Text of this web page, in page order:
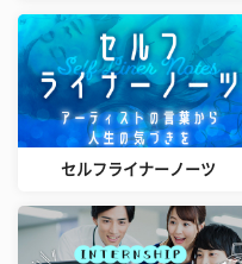
セルフライナーノーツ